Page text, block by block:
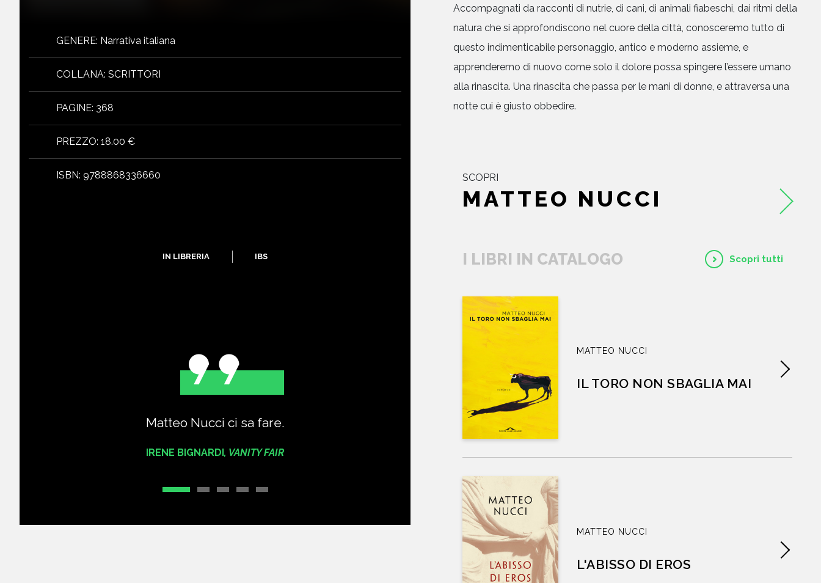
CATALOGO
AUTORI
GENERE: Narrativa italiana
COLLANA: SCRITTORI
PAGINE: 368
PREZZO: 18.00 €
ISBN: 9788868336660
IN LIBRERIA IBS
Matteo Nucci ci sa fare.
IRENE BIGNARDI, VANITY FAIR
Grazie, caro Nucci, per questa appassionante lettura.
Accompagnati da racconti di nutrie, di cani, di animali fiabeschi, dai ritmi della
natura che si approfondiscono nel cuore della città, conosceremo tutto di
questo indimenticabile personaggio, antico e moderno assieme, e
apprenderemo di nuovo come solo il dolore possa spingere l’essere umano
alla rinascita. Una rinascita che passa per le mani di donne, e attraversa una
notte cui è giusto obbedire.
SCOPRI
MATTEO NUCCI
I LIBRI IN CATALOGO Scopri tutti
MATTEO NUCCI
IL TORO NON SBAGLIA MAI
MATTEO NUCCI
L'ABISSO DI EROS